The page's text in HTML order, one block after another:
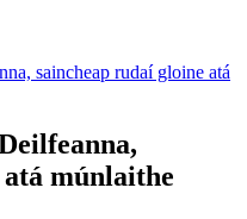
saincheap rudaí gloine atá
múnlaithe